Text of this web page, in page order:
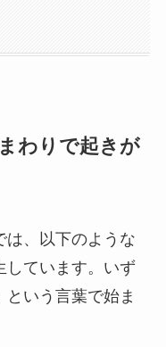
わりで起きが
は、以下のような
しています。いず
いう言葉で始ま